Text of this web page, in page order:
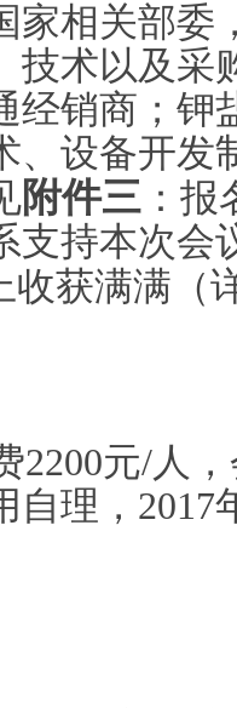
家相关部委
技术以及采
经销商；钾
、设备开发
附件三 ：
支持本次会
收获满满（
2200元/人
自理，2017